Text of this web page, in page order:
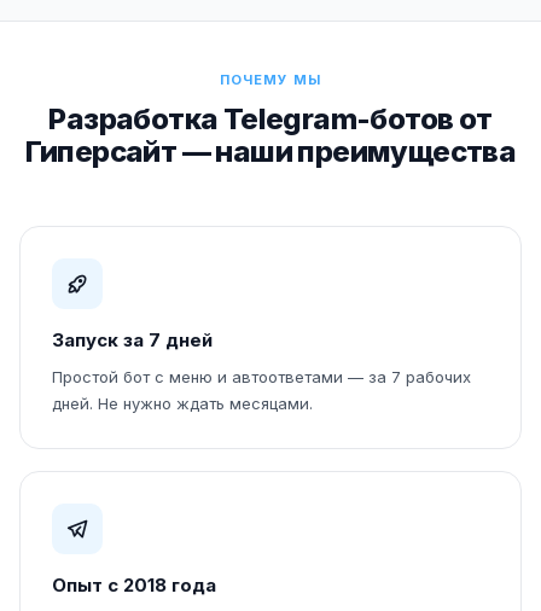
ПОЧЕМУ МЫ
Разработка Telegram-ботов от
Гиперсайт — наши преимущества
Запуск за 7 дней
Простой бот с меню и автоответами — за 7 рабочих
дней. Не нужно ждать месяцами.
Опыт с 2018 года